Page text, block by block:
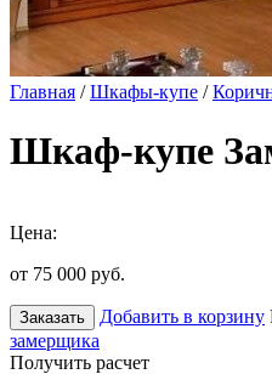
Главная /Шкафы-купе /
Шкаф-купе
Цена:
от 75 000 руб.
Заказать Добавить в корзину
замерщика
Получить расчет